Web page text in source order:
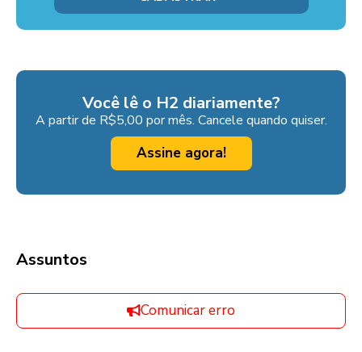
Você lê o H2 diariamente?
A partir de R$5,00 por mês. Cancele quando quiser.
Assine agora!
Assuntos
Comunicar erro